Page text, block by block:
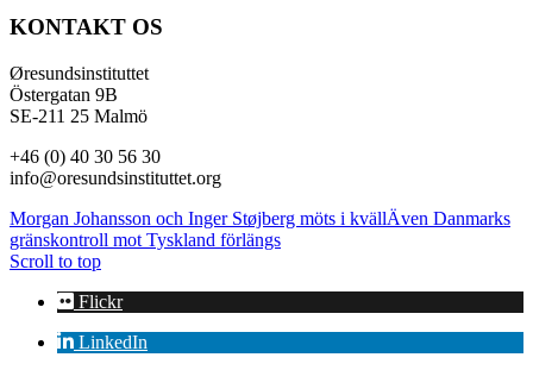
KONTAKT OS
Øresundsinstituttet
Östergatan 9B
SE-211 25 Malmö
+46 (0) 40 30 56 30
info@oresundsinstituttet.org
Morgan Johansson och Inger Støjberg möts i kvällÄven Danmarks
gränskontroll mot Tyskland förlängs
Scroll to top
Flickr
LinkedIn